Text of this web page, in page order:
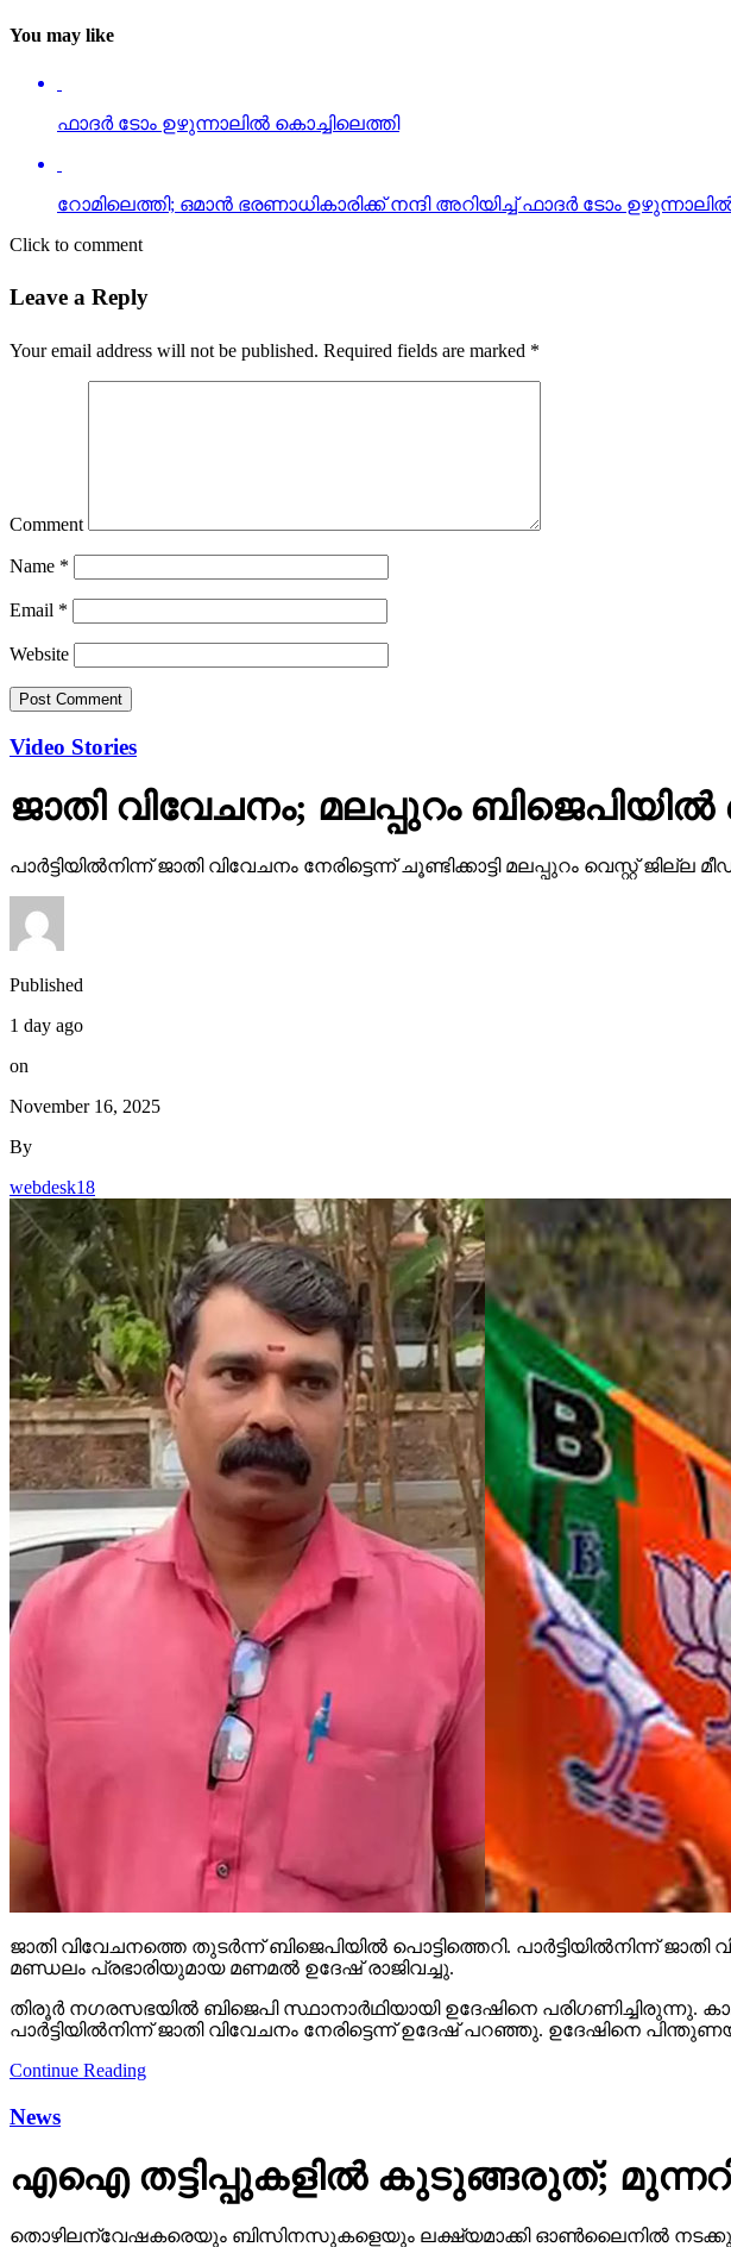
You may like
ഫാദര്‍ ടോം ഉഴുന്നാലില്‍ കൊച്ചിലെത്തി
റോമിലെത്തി; ഒമാന്‍ ഭരണാധികാരിക്ക് നന്ദി അറിയിച്ച് ഫാദര്‍ ടോം
Click to comment
Leave a Reply
Your email address will not be published. Required fields are marked *
Comment
Name *
Email *
Website
Video Stories
ജാതി വിവേചനം; മലപ്പുറം ബിജെപിയില്‍
പാര്‍ട്ടിയില്‍നിന്ന് ജാതി വിവേചനം നേരിട്ടെന്ന് ചൂണ്ടിക്കാട്ടി മലപ്പുറം
Published
1 day ago
on
November 16, 2025
By
webdesk18
ജാതി വിവേചനത്തെ തുടര്‍ന്ന് ബിജെപിയില്‍ പൊട്ടിത്തെറി. പാര്‍ട്ടിയില്‍നിന്ന്
മണ്ഡലം പ്രഭാരിയുമായ മണമല്‍ ഉദേഷ് രാജിവച്ചു.
തിരൂര്‍ നഗരസഭയില്‍ ബിജെപി സ്ഥാനാര്‍ഥിയായി ഉദേഷിനെ പരിഗണിച്ചിരുന്നു.
പാര്‍ട്ടിയില്‍നിന്ന് ജാതി വിവേചനം നേരിട്ടെന്ന് ഉദേഷ് പറഞ്ഞു. ഉദേഷിനെ
Continue Reading
News
എഐ തട്ടിപ്പുകളില്‍ കുടുങ്ങരുത്;
തൊഴിലന്വേഷകരെയും ബിസിനസുകളെയും ലക്ഷ്യമാക്കി ഓണ്‍ലൈനില്‍ നടക്കുന്ന